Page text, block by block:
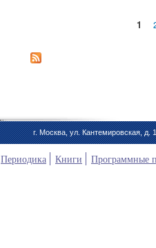
1
г. Москва, ул. Кантемировская, д.
Периодика Книги Программные